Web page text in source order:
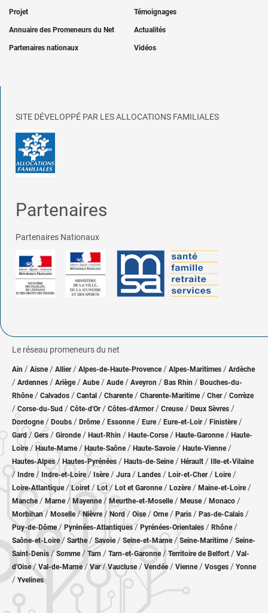
Projet Témoignages
Annuaire des Promeneurs du Net Actualités
Partenaires nationaux Vidéos
SITE DÉVELOPPÉ PAR LES ALLOCATIONS FAMILIALES
Partenaires
Partenaires Nationaux
Le réseau promeneurs du net
Ain / Aisne/ Allier/ Alpes-de-Haute-Provence / Alpes-Maritimes / Ardèche
/ Ardennes / Ariège/ Aube/ Aude / Aveyron / Bas Rhin / Bouches-du-
Rhône/ Calvados / Cantal / Charente / Charente-Maritime/ Cher / Corrèze
/ Corse-du-Sud / Côte-d'Or / Côtes-d'Armor/ Creuse/ Deux Sèvres /
Dordogne/ Doubs / Drôme/ Essonne / Eure/ Eure-et-Loir / Finistère/
Gard/Gers / Gironde/ Haut-Rhin / Haute-Corse/ Haute-Garonne/ Haute-
Loire/Haute-Marne/ Haute-Saône/ Haute-Savoie/ Haute-Vienne/
Hautes-Alpes/ Hautes-Pyrénées / Hauts-de-Seine/ Hérault / Ille-et-Vilaine
/ Indre/ Indre-et-Loire/ Isère/ Jura / Landes / Loir-et-Cher/ Loire/
Loire-Atlantique/ Loiret / Lot/ Lot et Garonne/ Lozère / Maine-et-Loire/
Manche/ Marne/ Mayenne/ Meurthe-et-Moselle/ Meuse/ Monaco /
Morbihan/ Moselle/ Nièvre / Nord/ Oise / Orne/Paris / Pas-de-Calais /
Puy-de-Dôme/ Pyrénées-Atlantiques / Pyrénées-Orientales / Rhône/
Saône-et-Loire/ Sarthe/ Savoie/ Seine-et-Marne/ Seine-Maritime/ Seine-
Saint-Denis /Somme/ Tarn / Tarn-et-Garonne/Territoire de Belfort / Val-
d'Oise/ Val-de-Marne/Var/Vaucluse/ Vendée/ Vienne/ Vosges / Yonne
/ Yvelines